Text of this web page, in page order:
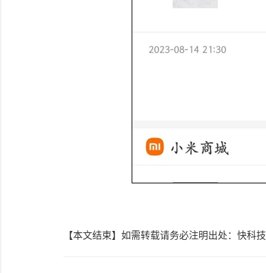
【本文结束】如需转载请务必注明出处：快科技